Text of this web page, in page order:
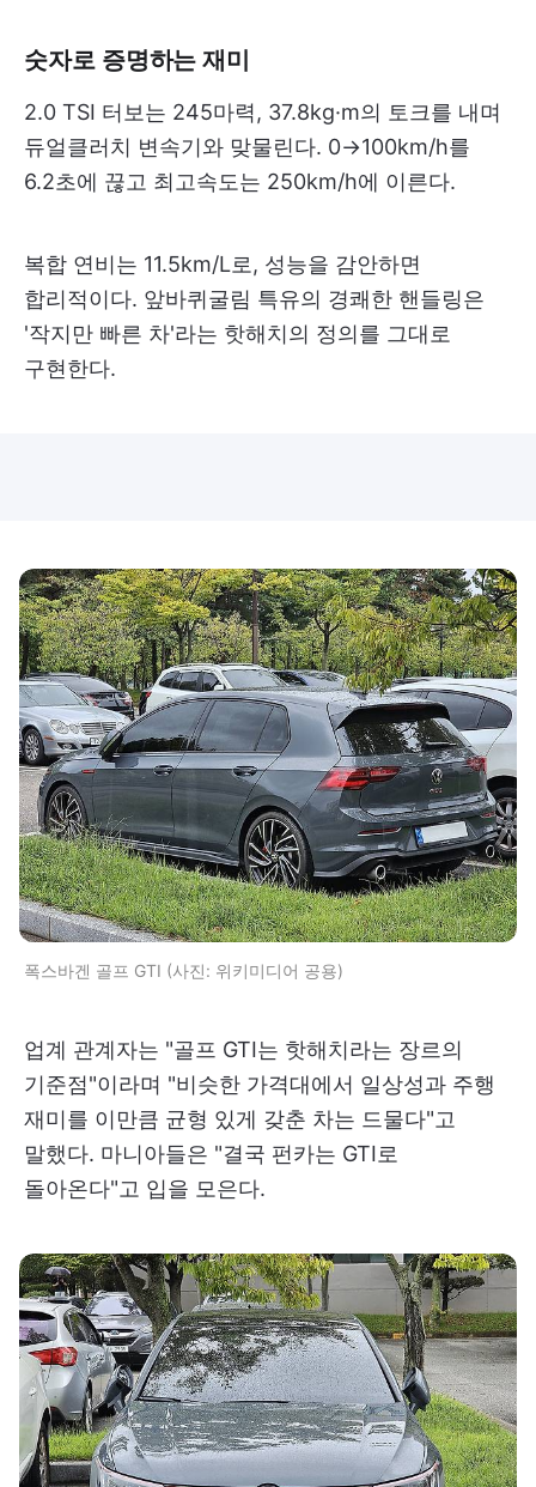
숫자로 증명하는 재미
2.0 TSI 터보는 245마력, 37.8kg·m의 토크를 내며
듀얼클러치 변속기와 맞물린다. 0→100km/h를
6.2초에 끊고 최고속도는 250km/h에 이른다.
복합 연비는 11.5km/L로, 성능을 감안하면
합리적이다. 앞바퀴굴림 특유의 경쾌한 핸들링은
'작지만 빠른 차'라는 핫해치의 정의를 그대로
구현한다.
폭스바겐 골프 GTI (사진: 위키미디어 공용)
업계 관계자는 "골프 GTI는 핫해치라는 장르의
기준점"이라며 "비슷한 가격대에서 일상성과 주행
재미를 이만큼 균형 있게 갖춘 차는 드물다"고
말했다. 마니아들은 "결국 펀카는 GTI로
돌아온다"고 입을 모은다.